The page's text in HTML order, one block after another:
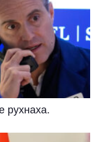
рухнаха.